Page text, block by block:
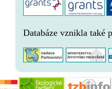
Databáze vznikla také